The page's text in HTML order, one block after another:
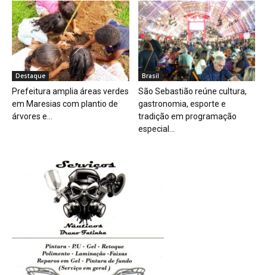
Destaque
Prefeitura amplia áreas verdes
em Maresias com plantio de
árvores e...
Brasil
São Sebastião reúne cultura,
gastronomia, esporte e
tradição em programação
especial...